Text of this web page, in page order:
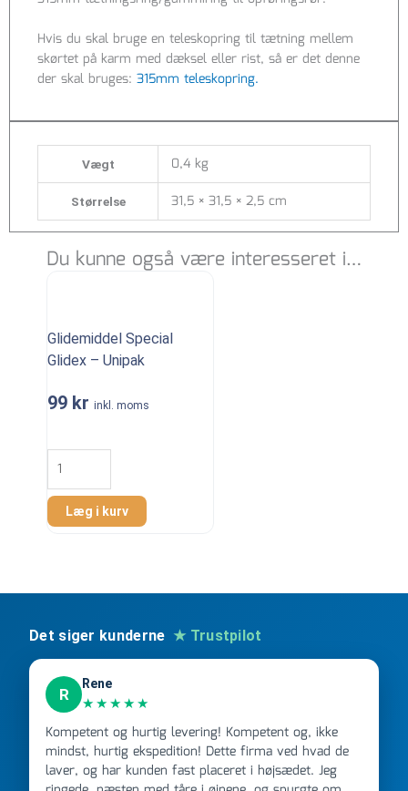
Hvis du skal bruge en teleskopring til tætning mellem
skørtet på karm med dæksel eller rist, så er det denne
der skal bruges: 315mm teleskopring.
Vægt 0,4 kg
Størrelse 31,5 × 31,5 × 2,5 cm
Du kunne også være interesseret i…
Glidemiddel Special
Glidex – Unipak
99 kr inkl. moms
Glidemiddel
Special
Glidex
-
Unipak
Læg i kurv
Det siger kunderne ★ Trustpilot
R
Rene
★★★★★
Kompetent og hurtig levering! Kompetent og, ikke
mindst, hurtig ekspedition! Dette firma ved hvad de
laver, og har kunden fast placeret i højsædet. Jeg